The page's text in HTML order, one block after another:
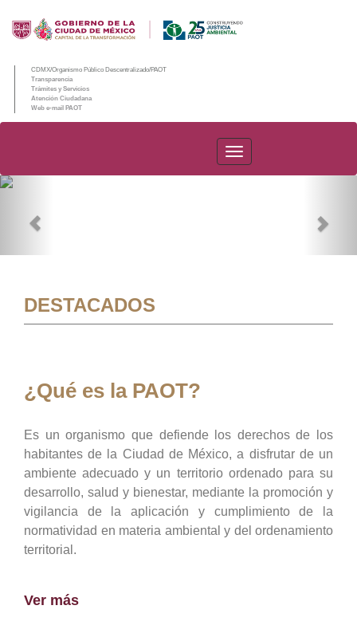
CDMX/Organismo Público Descentralizado/PAOT
Transparencia
Trámites y Servicios
Atención Ciudadana
Web e-mail PAOT
PAOT
DESTACADOS
¿Qué es la PAOT?
Es un organismo que defiende los derechos de los
habitantes de la Ciudad de México, a disfrutar de un
ambiente adecuado y un territorio ordenado para su
desarrollo, salud y bienestar, mediante la promoción y
vigilancia de la aplicación y cumplimiento de la
normatividad en materia ambiental y del ordenamiento
territorial.
Ver más